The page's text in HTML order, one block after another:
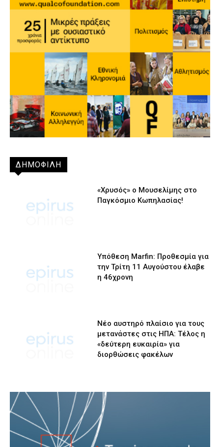
ΔΗΜΟΦΙΛΗ
«Χρυσός» ο Μουσελίμης στο
Παγκόσμιο Κωπηλασίας!
Υπόθεση Marfin: Προθεσμία για
την Τρίτη 11 Αυγούστου έλαβε
η 46χρονη
Νέο αυστηρό πλαίσιο για τους
μετανάστες στις ΗΠΑ: Τέλος η
«δεύτερη ευκαιρία» για
διορθώσεις φακέλων